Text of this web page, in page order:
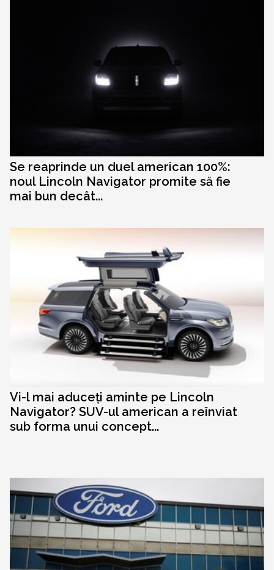
Se reaprinde un duel american 100%:
noul Lincoln Navigator promite să fie
mai bun decât...
Vi-l mai aduceți aminte pe Lincoln
Navigator? SUV-ul american a reînviat
sub forma unui concept...